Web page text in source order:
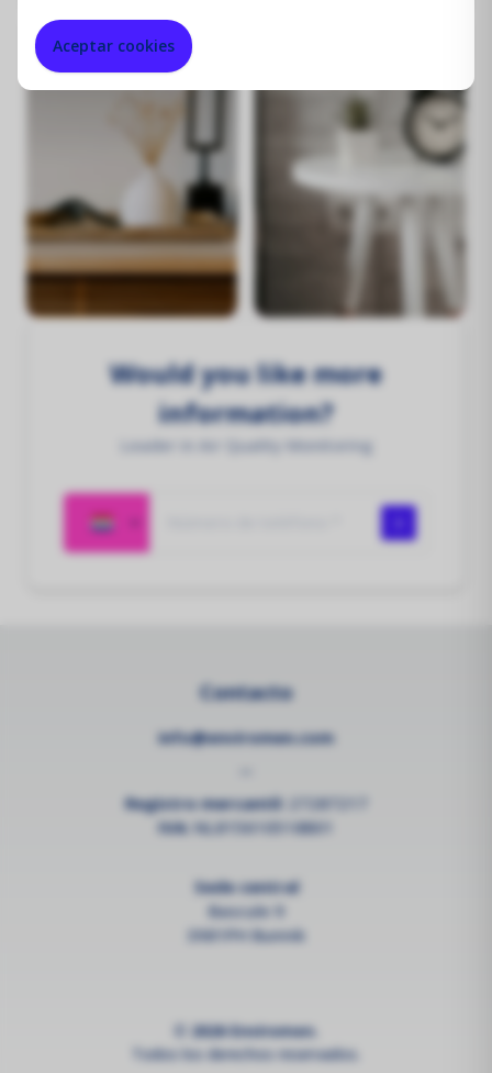
Aceptar cookies
Monitoring
Would you like more
information?
Leader in Air Quality Monitoring
Contacto
info@enviromen.com
Registro mercantil: 27287217
IVA: NL815610518B01
Sede central
Bascule 9
3981PH Bunnik
© 2026 Enviromen.
Todos los derechos reservados.